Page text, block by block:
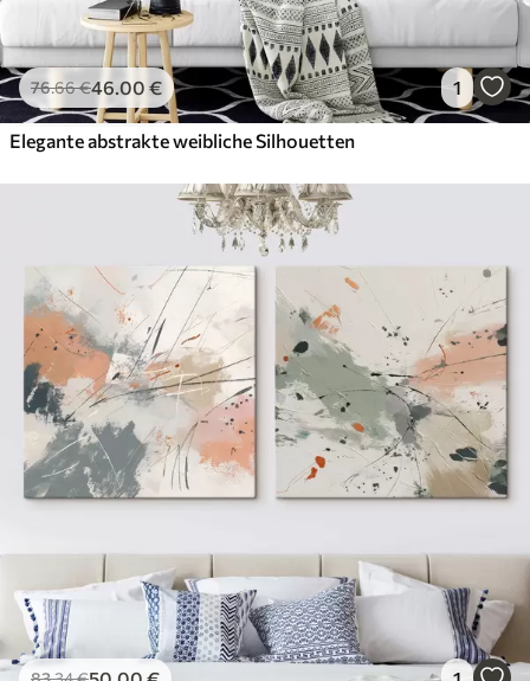
76.66€46.00 € 1
Elegante abstrakte weibliche Silhouetten